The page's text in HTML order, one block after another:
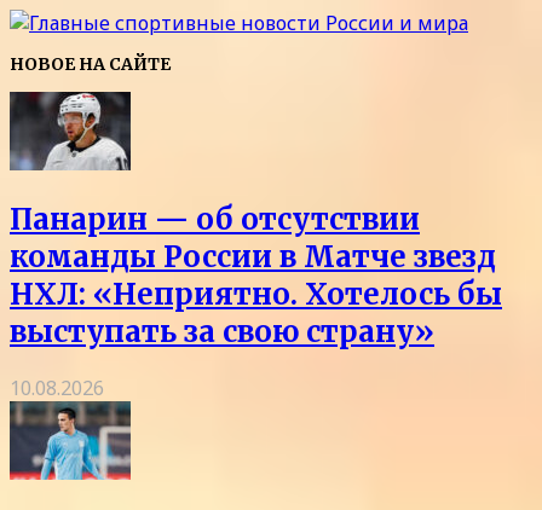
НОВОЕ НА САЙТЕ
Панарин — об отсутствии
команды России в Матче звезд
НХЛ: «Неприятно. Хотелось бы
выступать за свою страну»
10.08.2026